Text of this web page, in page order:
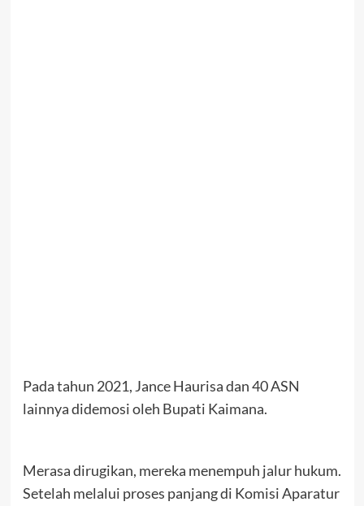
Pada tahun 2021, Jance Haurisa dan 40 ASN
lainnya didemosi oleh Bupati Kaimana.
Merasa dirugikan, mereka menempuh jalur hukum.
Setelah melalui proses panjang di Komisi Aparatur